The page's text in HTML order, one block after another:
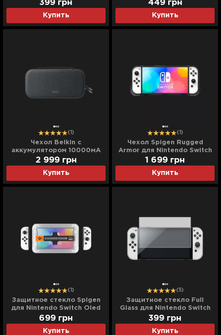
Купить
399 грн
Купить
449 грн
(1)
Чехол Belkin с
аккумулятором 10000мА
для Nintendo Switch 2
(Charcoal) (ENA001hqCH-
V2)
Купить
2 999 грн
(1)
Чехол Spigen Rugged
Armor для Nintendo Switch
OLED (Black)
Купить
1 699 грн
(1)
Защитное стекло Spigen
для Nintendo Switch Oled
Купить
699 грн
(5)
Защитное стекло Full
Glass для Nintendo Switch
OLED
Купить
399 грн